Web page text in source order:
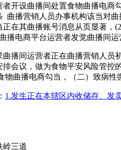
开设曲播间处置食物曲播电
曲播营销人员办事机构该当对
在其曲播账号消息从页显著，
播电商平台运营者发觉曲播间
间运营者正在曲播营销人员
会议，做为食物平安风险管
曲播电商勾当，（二）致病性
1.发生正在本辖区内收储存、发
岭三道